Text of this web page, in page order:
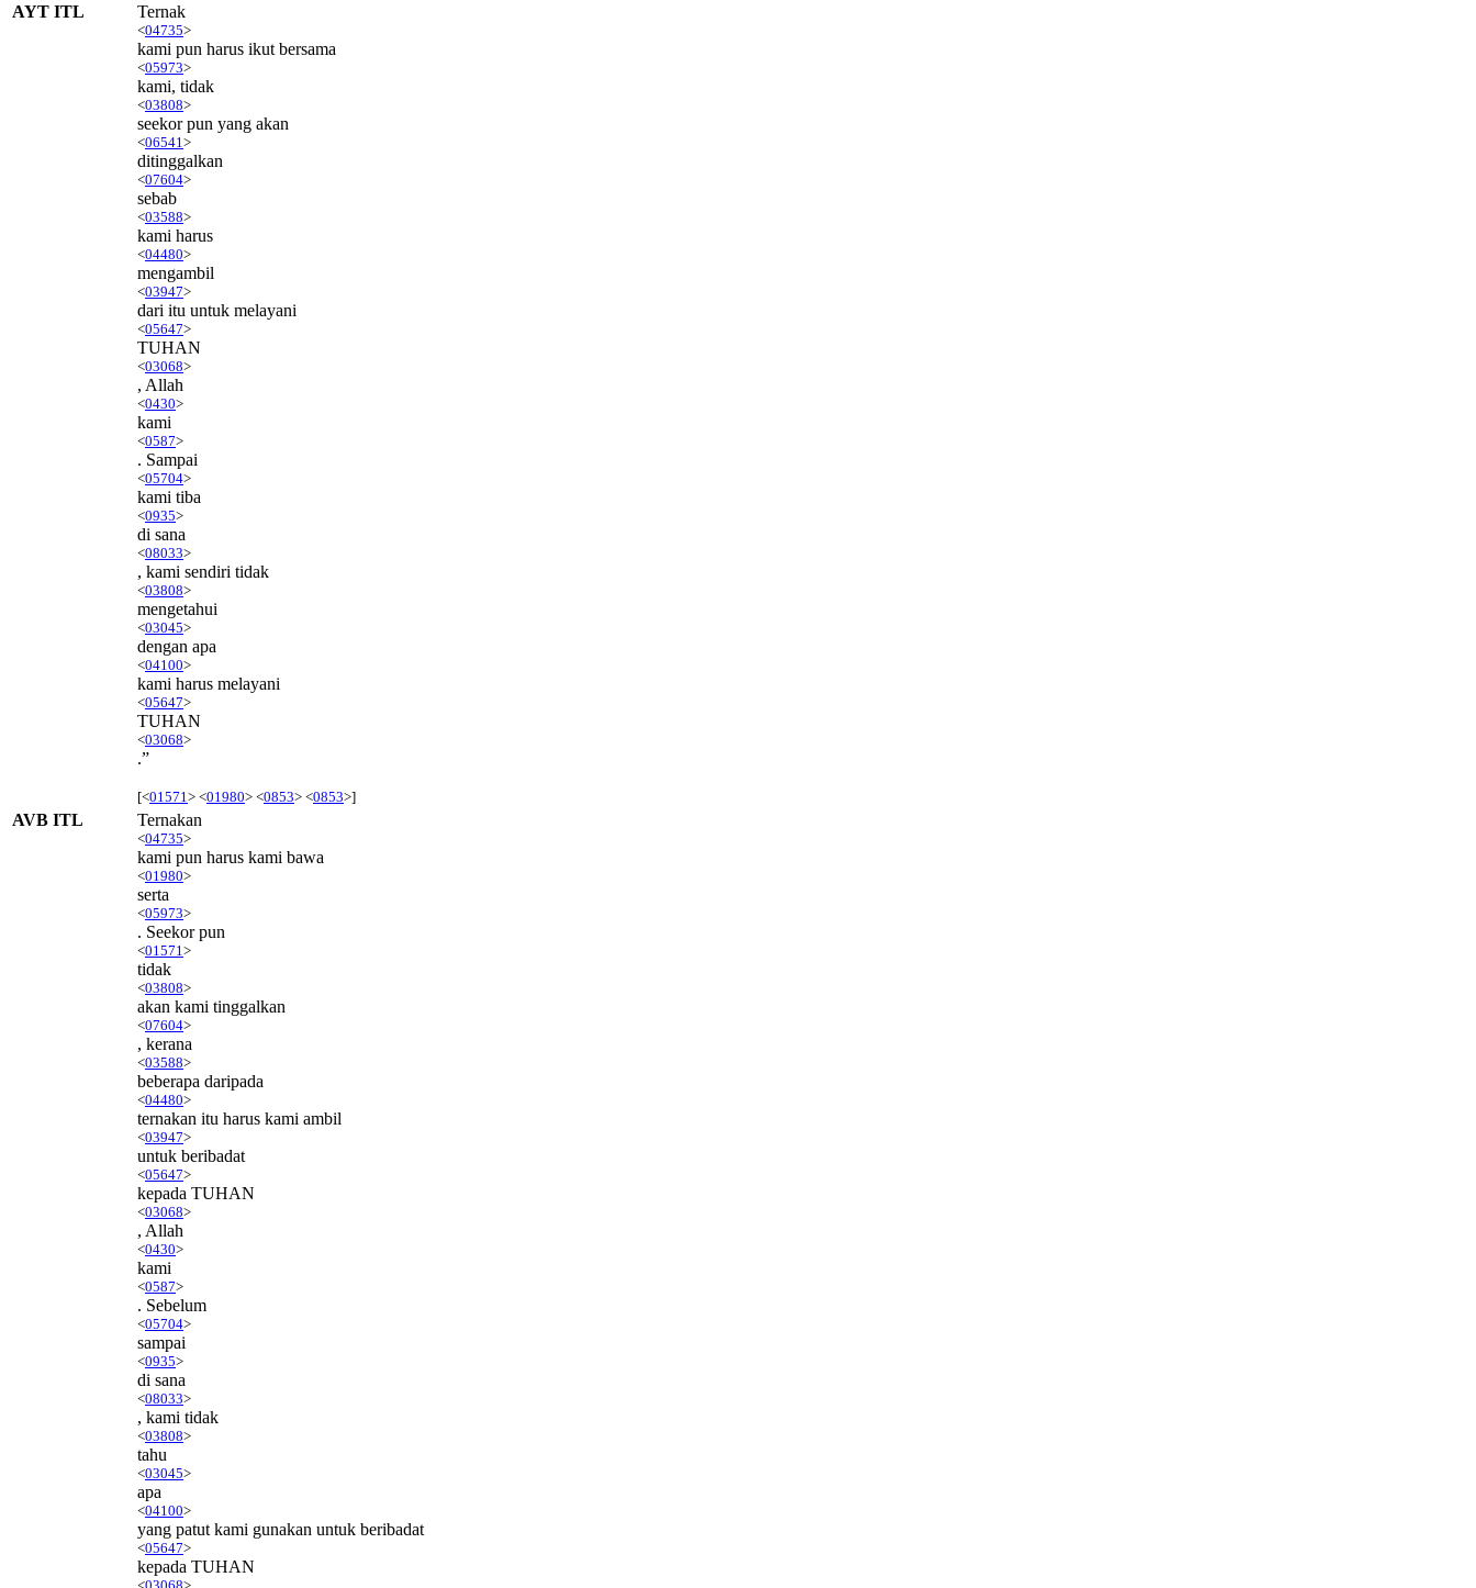
AYT ITL
Ternak
<04735>
kami pun harus ikut bersama
<05973>
kami, tidak
<03808>
seekor pun yang akan
<06541 >
ditinggalkan
<07604>
sebab
<03588>
kami harus
<04480>
mengambil
<03947>
dari itu untuk melayani
<05647>
TUHAN
<03068>
, Allah
<0430>
kami
<0587>
. Sampai
<05704>
kami tiba
<0935>
di sana
<08033>
, kami sendiri tidak
<03808>
mengetahui
<03045>
dengan apa
<04100>
kami harus melayani
<05647>
TUHAN
<03068>
.”
[<01571 > <01980> <0853> <0853>]
AVB ITL Ternakan
<04735>
kami pun harus kami bawa
<01980>
serta
<05973>
. Seekor pun
<01571 >
tidak
<03808>
akan kami tinggalkan
<07604>
, kerana
<03588>
beberapa daripada
<04480>
ternakan itu harus kami ambil
<03947>
untuk beribadat
<05647>
kepada TUHAN
<03068>
, Allah
<0430>
kami
<0587>
. Sebelum
<05704>
sampai
<0935>
di sana
<08033>
, kami tidak
<03808>
tahu
<03045>
apa
<04100>
yang patut kami gunakan untuk beribadat
<05647>
kepada TUHAN